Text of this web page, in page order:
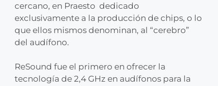
cercano, en Praesto dedicado
exclusivamente a la producción de chips, o lo
que ellos mismos denominan, al “cerebro”
del audífono.
ReSound fue el primero en ofrecer la
tecnología de 2,4 GHz en audífonos para la